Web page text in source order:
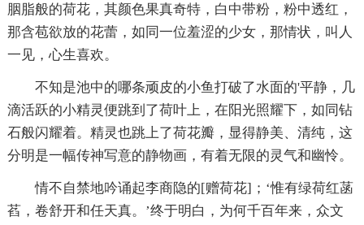
胭脂般的荷花，其颜色果真奇特，白中带粉，粉中透红，
那含苞欲放的花蕾，如同一位羞涩的少女，那情状，叫人
一见，心生喜欢。
不知是池中的哪条顽皮的小鱼打破了水面的'平静，几
滴活跃的小精灵便跳到了荷叶上，在阳光照耀下，如同钻
石般闪耀着。精灵也跳上了荷花瓣，显得静美、清纯，这
分明是一幅传神写意的静物画，有着无限的灵气和幽怜。
情不自禁地吟诵起李商隐的[赠荷花]；‘惟有绿荷红菡
萏，卷舒开和任天真。’终于明白，为何千百年来，众文